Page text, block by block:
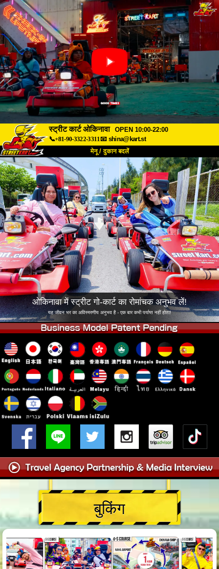
स्ट्रीट कार्ट ओकिनावा
OPEN 10:00-22:00
📞+81-90-3322-3311📧 shina@kart.st
मेनू / दुकान बदलें
TOP
हमारे बारे में विशेषताएँ कीमत
पहुंच वॉयस FAQ
कंपनी बुकिंग
शाखा बदलें
टोक्यो शिनागावा #1 टोक्यो अकीहबारा#1
टोक्यो अकीहबारा#2 टोक्यो शिबुया
टोक्यो शिबुया एनेक्स टोक्यो बे
टोक्यो असाकुसा ओसाका
ओकिनावा
ओकिनावा में स्ट्रीट गो-कार्ट का रोमांचक अनुभव लें!
यह जीवन भर का अविस्मरणीय अनुभव है - एक बार कभी पर्याप्त नहीं होता!
बुकिंग